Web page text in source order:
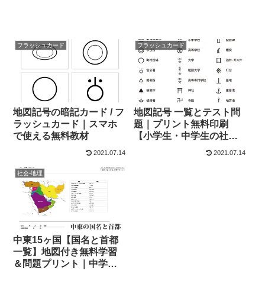
フラッシュカード
地図記号の暗記カード / フ
ラッシュカード｜スマホ
で使える無料教材
2021.07.14
フラッシュカード
地図記号 一覧とテスト問
題｜プリント無料印刷
【小学生・中学生の社
2021.07.14
社会-地理
中東15ヶ国【国名と首都
一覧】地図付き無料学習
＆問題プリント｜中学地